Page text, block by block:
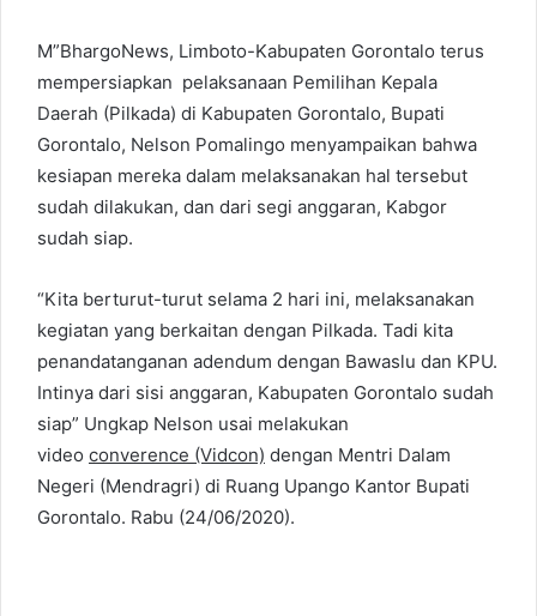
M”BhargoNews, Limboto-Kabupaten Gorontalo terus
mempersiapkan pelaksanaan Pemilihan Kepala
Daerah (Pilkada) di Kabupaten Gorontalo, Bupati
Gorontalo, Nelson Pomalingo menyampaikan bahwa
kesiapan mereka dalam melaksanakan hal tersebut
sudah dilakukan, dan dari segi anggaran, Kabgor
sudah siap.
“Kita berturut-turut selama 2 hari ini, melaksanakan
kegiatan yang berkaitan dengan Pilkada. Tadi kita
penandatanganan adendum dengan Bawaslu dan KPU.
Intinya dari sisi anggaran, Kabupaten Gorontalo sudah
siap” Ungkap Nelson usai melakukan
video converence (Vidcon) dengan Mentri Dalam
Negeri (Mendragri) di Ruang Upango Kantor Bupati
Gorontalo. Rabu (24/06/2020).